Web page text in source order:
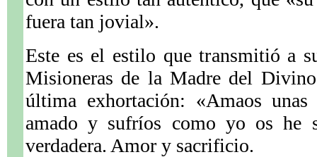
fuera tan jovial».
Este es el estilo que transmitió a
Misioneras de la Madre del
última exhortación: «Amaos
amado y sufríos como yo os he
verdadera. Amor y sacrificio.